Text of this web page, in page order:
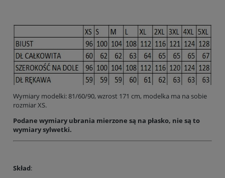
Wymiary modelki: 81/60/90, wzrost 171 cm, modelka ma na sobie
rozmiar XS.
Podane wymiary ubrania mierzone są na płasko, nie są to
wymiary sylwetki.
Skład: